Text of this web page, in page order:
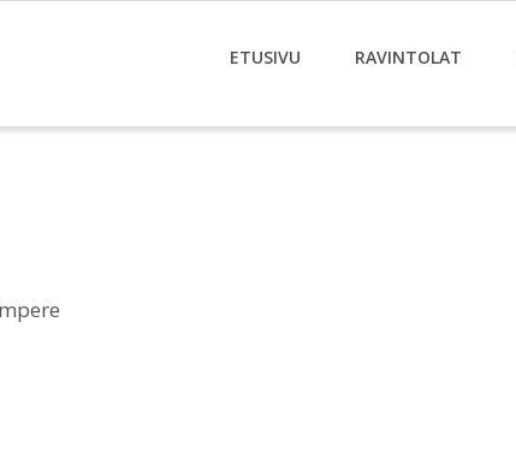
ETUSIVU RAVINTOLAT